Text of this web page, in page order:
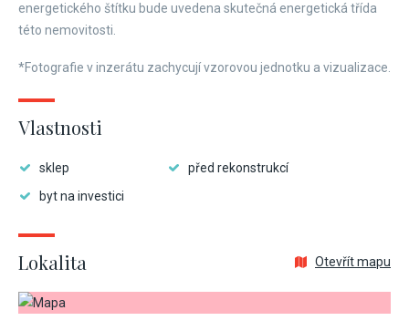
energetického štítku bude uvedena skutečná energetická třída
této nemovitosti.
*Fotografie v inzerátu zachycují vzorovou jednotku a vizualizace.
Vlastnosti
sklep
před rekonstrukcí
byt na investici
Lokalita Otevřít mapu